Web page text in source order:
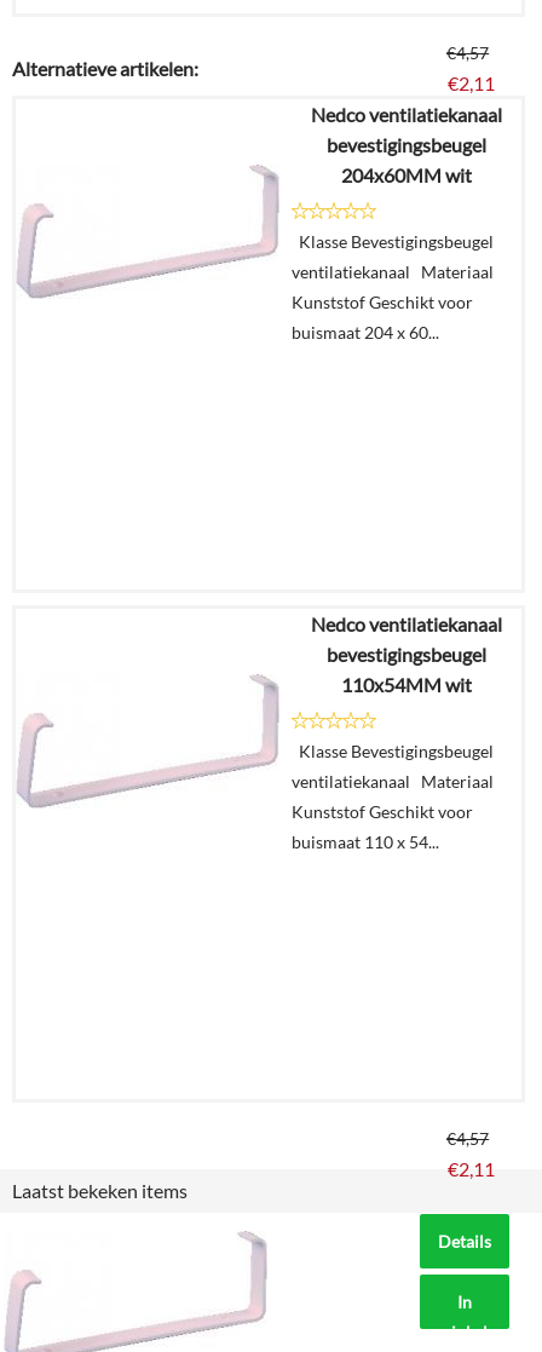
€4,57
€2,11
Details
winkelmand
Alternatieve artikelen:
Nedco ventilatiekanaal
bevestigingsbeugel
204x60MM wit
Klasse Bevestigingsbeugel
ventilatiekanaal Materiaal
Kunststof Geschikt voor
buismaat 204 x 60...
€7,47
€4,62
In
winkelmand
Nedco ventilatiekanaal
bevestigingsbeugel
110x54MM wit
Klasse Bevestigingsbeugel
ventilatiekanaal Materiaal
Kunststof Geschikt voor
buismaat 110 x 54...
€4,57
€2,11
Details
In
winkelmand
Laatst bekeken items